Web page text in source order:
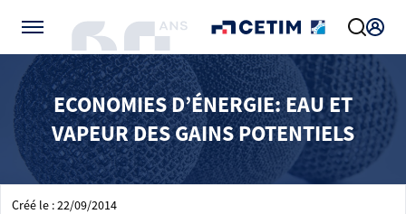
ECONOMIES D’ÉNERGIE: EAU ET
VAPEUR DES GAINS POTENTIELS
Créé le : 22/09/2014